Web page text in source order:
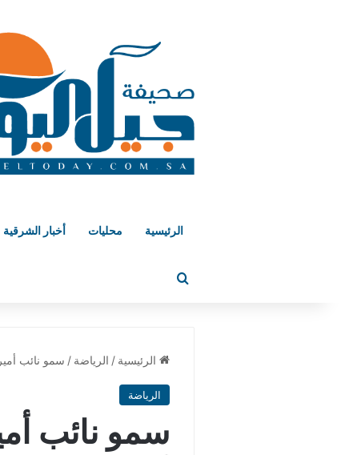
الرئيسية محليات أخبار الشرقية
الرئيسية / الرياضة / سمو نائب
الرياضة
سمو نائب